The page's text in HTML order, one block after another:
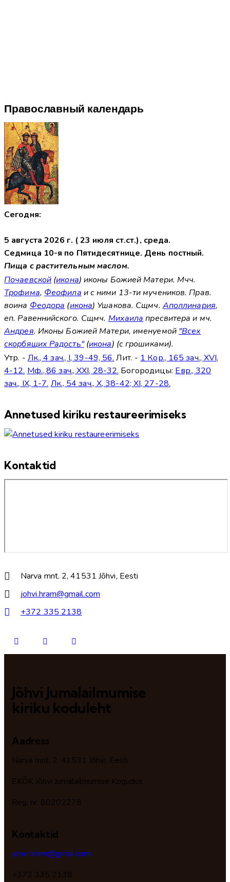
Православный календарь
Сегодня:
5 августа 2026 г. ( 23 июля ст.ст.), среда.
Седмица 10-я по Пятидесятнице. День постный.
Пища с растительным маслом.
Почаевской (икона) иконы Божией Матери. Мчч.
Трофима, Феофила и с ними 13-ти мучеников. Прав.
воина Феодора (икона) Ушакова. Сщмч. Аполлинария,
еп. Равеннийского. Сщмч. Михаила пресвитера и мч.
Андрея. Иконы Божией Матери, именуемой "Всех
скорбящих Радость"(икона) (с грошиками).
Утр. - Лк., 4 зач., I, 39-49, 56. Лит. - 1 Кор., 165 зач., XVI,
4-12. Мф., 86 зач., XXI, 28-32. Богородицы: Евр., 320
зач., IX, 1-7. Лк., 54 зач., X, 38-42; XI, 27-28.
Annetused kiriku restaureerimiseks
Kontaktid
Narva mnt. 2, 41531 Jõhvi, Eesti
johvi.hram@gmail.com
+372 335 2138
Jõhvi Jumalailmumise
kiriku koduleht
Aadress
Narva mnt. 2, 41531 Jõhvi, Eesti
EKÕK Jõhvi Jumalailmumise Kogudus
Reg. nr. 80202278
Kontaktid
johvi.hram@gmail.com
+372 335 2138